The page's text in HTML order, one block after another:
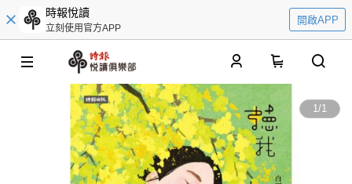
時報悅讀
立刻使用官方APP
開啟APP
1/1